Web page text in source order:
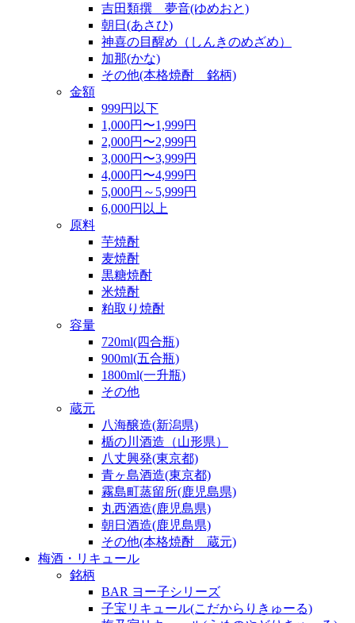
吉田類撰 夢音(ゆめおと)
朝日(あさひ)
神喜の目醒め（しんきのめざめ）
加那(かな)
その他(本格焼酎 銘柄)
金額
999円以下
1,000円〜1,999円
2,000円〜2,999円
3,000円〜3,999円
4,000円〜4,999円
5,000円～5,999円
6,000円以上
原料
芋焼酎
麦焼酎
黒糖焼酎
米焼酎
粕取り焼酎
容量
720ml(四合瓶)
900ml(五合瓶)
1800ml(一升瓶)
その他
蔵元
八海醸造(新潟県)
楯の川酒造（山形県）
八丈興発(東京都)
青ヶ島酒造(東京都)
霧島町蒸留所(鹿児島県)
丸西酒造(鹿児島県)
朝日酒造(鹿児島県)
その他(本格焼酎 蔵元)
梅酒・リキュール
銘柄
BAR ヨー子シリーズ
子宝リキュール(こだからりきゅーる)